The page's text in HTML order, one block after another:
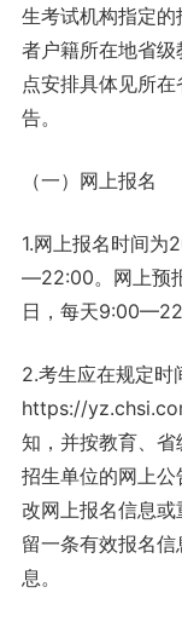
生考试机构指定
者户籍所在地省
点安排具体见所
告。
（一）网上报名
1.网上报名时间
—22:00。网上预
日，每天
2.考生应在规定时
https://
知，并按教育、
招生单位的网上
改网上报名信息
留一条有效报名
息。